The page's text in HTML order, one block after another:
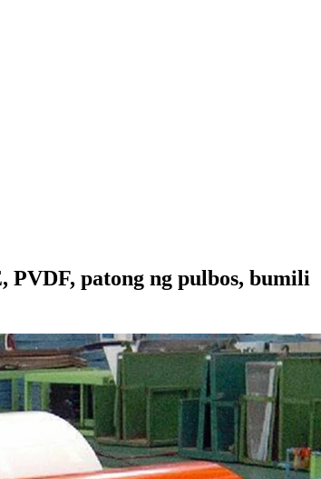
PVDF, patong ng pulbos, bumili